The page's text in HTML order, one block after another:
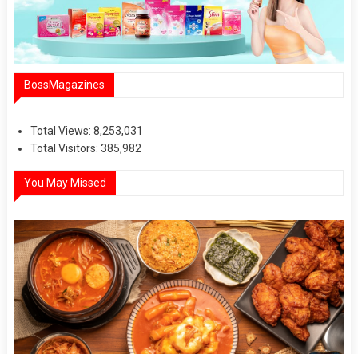
BossMagazines
Total Views: 8,253,031
Total Visitors: 385,982
You May Missed